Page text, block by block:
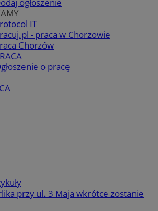
IT
- praca w Chorzowie
Chorzów
o pracę
przy ul. 3 Maja wkrótce zostanie